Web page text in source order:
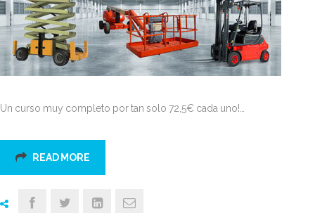
Un curso muy completo por tan solo 72,5€ cada uno!…
READ MORE